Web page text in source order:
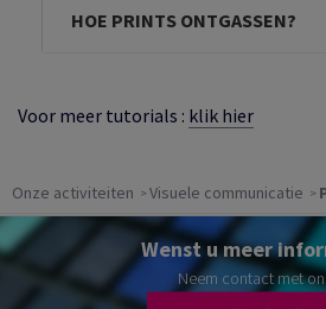
HOE PRINTS ONTGASSEN?
Voor meer tutorials : klik hier
Onze activiteiten Visuele communicatie
Wenst u meer
Neem contact met